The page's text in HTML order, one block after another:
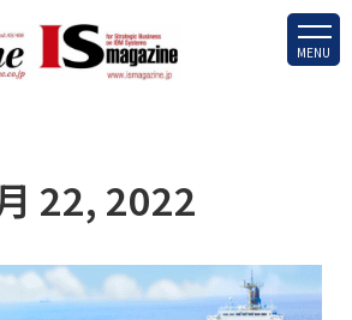
MENU
22, 2022